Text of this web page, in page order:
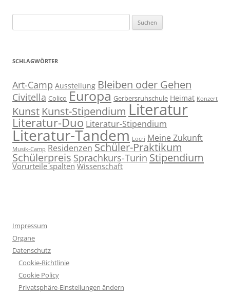
nach:
SCHLAGWÖRTER
Art-Camp Ausstellung Bleiben oder Gehen
Civitella Colico Europa Gerbersruhschule Heimat Konzert
Kunst Kunst-Stipendium Literatur
Literatur-Duo Literatur-Stipendium
Literatur-Tandem Locri Meine Zukunft
Musik-Camp Residenzen Schüler-Praktikum
Schülerpreis Sprachkurs-Turin Stipendium
Vorurteile spalten Wissenschaft
Impressum
Organe
Datenschutz
Cookie-Richtlinie
Cookie Policy
Privatsphäre-Einstellungen ändern